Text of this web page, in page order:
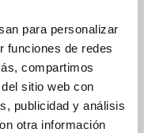
para personalizar
funciones de redes
compartimos
sitio web con
publicidad y análisis
otra información